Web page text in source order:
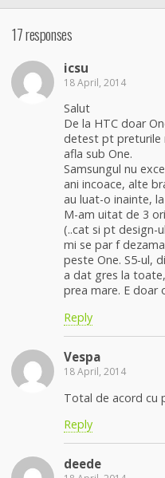
17 responses
icsu
18 April, 2014
Salut
De la HTC doar
detest pt preturile
afla sub One.
Samsungul nu
ani incoace, alte
au luat-o inainte,
M-am uitat de 3
(..cat si pt design-
mi se par f
peste One. S5-ul,
a dat gres la
prea mare. E doar
Reply
Vespa
18 April, 2014
Total de acord cu
Reply
deede